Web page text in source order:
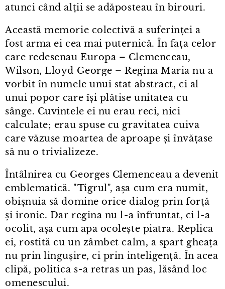
atunci când alții se adăposteau în birouri.
Această memorie colectivă a suferinței a
fost arma ei cea mai puternică. În fața celor
care redesenau Europa – Clemenceau,
Wilson, Lloyd George – Regina Maria nu a
vorbit în numele unui stat abstract, ci al
unui popor care își plătise unitatea cu
sânge. Cuvintele ei nu erau reci, nici
calculate; erau spuse cu gravitatea cuiva
care văzuse moartea de aproape și învățase
să nu o trivializeze.
Întâlnirea cu Georges Clemenceau a devenit
emblematică. "Tigrul", așa cum era numit,
obișnuia să domine orice dialog prin forță
și ironie. Dar regina nu l⁠-⁠a înfruntat, ci l⁠-⁠a
ocolit, așa cum apa ocolește piatra. Replica
ei, rostită cu un zâmbet calm, a spart gheața
nu prin lingușire, ci prin inteligență. În acea
clipă, politica s⁠-⁠a retras un pas, lăsând loc
omenescului.